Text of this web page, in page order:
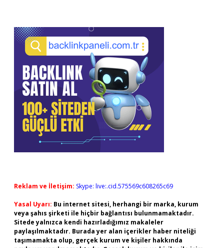
Reklam ve İletişim: Skype: live:.cid.575569c608265c69
Yasal Uyarı: Bu internet sitesi, herhangi bir marka, kurum
veya şahıs şirketi ile hiçbir bağlantısı bulunmamaktadır.
Sitede yalnızca kendi hazırladığımız makaleler
paylaşılmaktadır. Burada yer alan içerikler haber niteliği
taşımamakta olup, gerçek kurum ve kişiler hakkında